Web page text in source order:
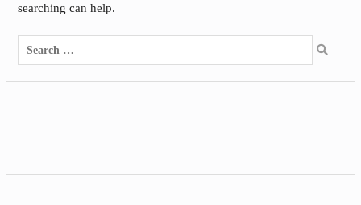
searching can help.
Search
for: